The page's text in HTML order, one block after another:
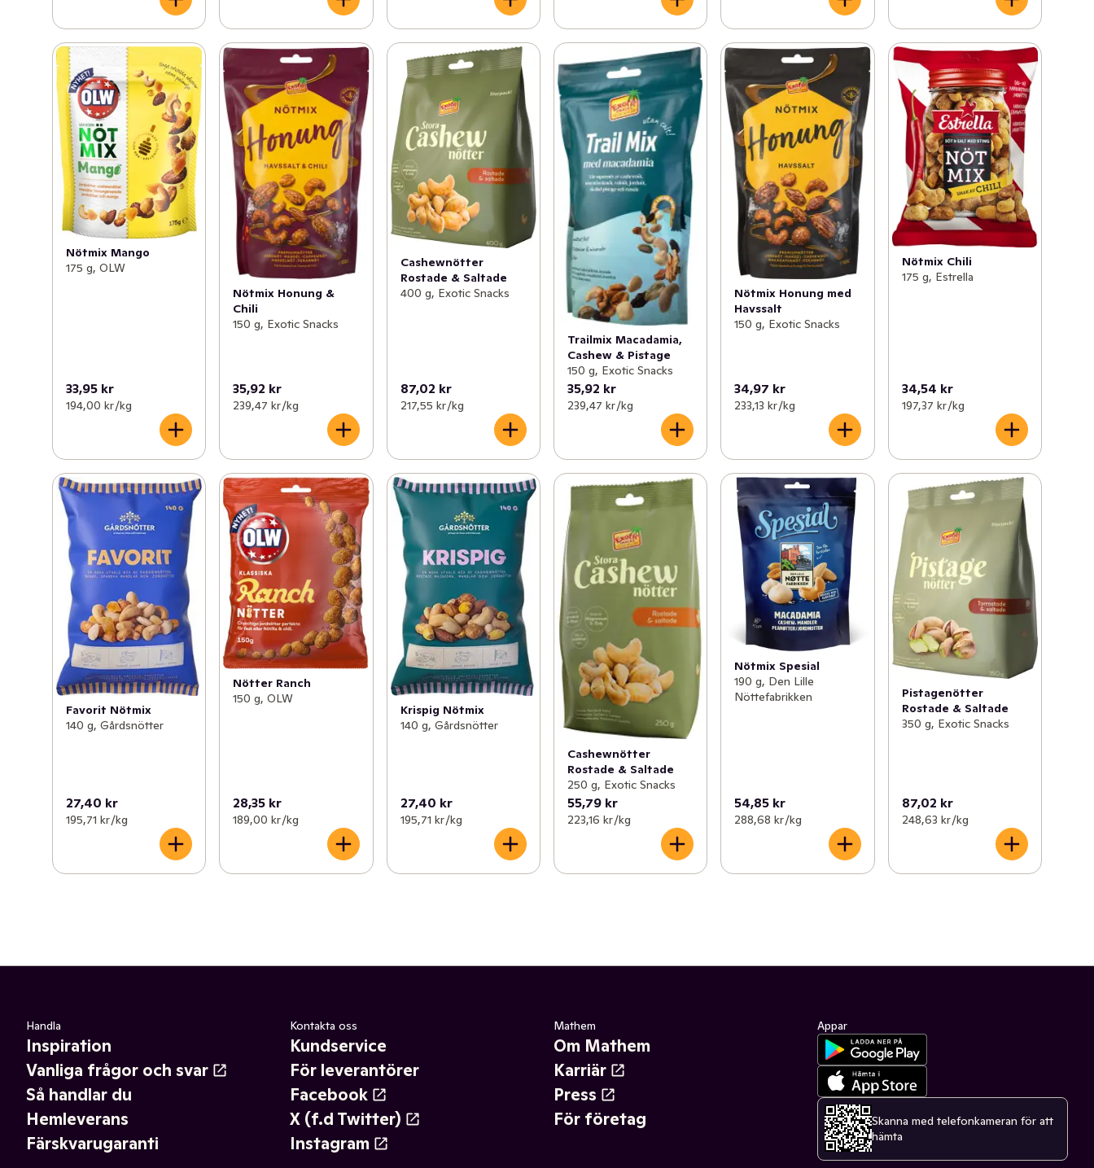
Nötmix Mango
175 g, OLW
33,95 kr
194,00 kr /kg
Nötmix Honung &
Chili
150 g, Exotic Snacks
35,92 kr
239,47 kr /kg
Cashewnötter
Rostade & Saltade
400 g, Exotic Snacks
87,02 kr
217,55 kr /kg
Trailmix Macadamia,
Cashew & Pistage
150 g, Exotic Snacks
35,92 kr
239,47 kr /kg
Nötmix Honung med
Havssalt
150 g, Exotic Snacks
34,97 kr
233,13 kr /kg
Nötmix Chili
175 g, Estrella
34,54 kr
197,37 kr /kg
Favorit Nötmix
140 g, Gårdsnötter
27,40 kr
195,71 kr /kg
Nötter Ranch
150 g, OLW
28,35 kr
189,00 kr /kg
Krispig Nötmix
140 g, Gårdsnötter
27,40 kr
195,71 kr /kg
Cashewnötter
Rostade & Saltade
250 g, Exotic Snacks
55,79 kr
223,16 kr /kg
Nötmix Spesial
190 g, Den Lille
Nöttefabrikken
54,85 kr
288,68 kr /kg
Pistagenötter
Rostade & Saltade
350 g, Exotic Snacks
87,02 kr
248,63 kr /kg
Handla
Inspiration
Vanliga frågor och svar
Så handlar du
Hemleverans
Färskvarugaranti
Kontakta oss
Kundservice
För leverantörer
Facebook
X (f.d Twitter)
Instagram
Mathem
Om Mathem
Karriär
Press
För företag
Appar
Skanna med telefonkameran för att
hämta